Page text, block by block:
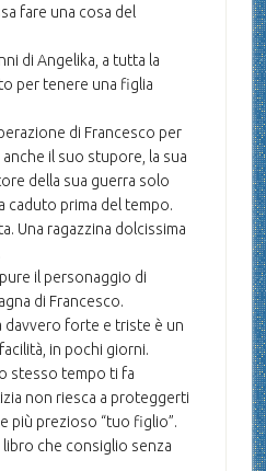
fare una cosa del
di Angelika, a tutta la
per tenere una figlia
di Francesco per
il suo stupore, la sua
della sua guerra solo
caduto prima del tempo.
Una ragazzina dolcissima
il personaggio di
di Francesco.
davvero forte e triste è un
in pochi giorni.
stesso tempo ti fa
non riesca a proteggerti
più prezioso “tuo figlio”.
che consiglio senza